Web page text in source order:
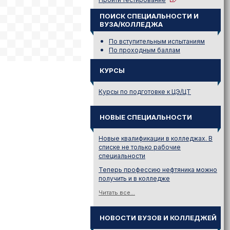
ПОИСК СПЕЦИАЛЬНОСТИ И
ВУЗА/КОЛЛЕДЖА
По вступительным испытаниям
По проходным баллам
КУРСЫ
Курсы по подготовке к ЦЭ/ЦТ
НОВЫЕ СПЕЦИАЛЬНОСТИ
Новые квалификации в колледжах. В
списке не только рабочие
специальности
Теперь профессию нефтяника можно
получить и в колледже
Читать все...
НОВОСТИ ВУЗОВ И КОЛЛЕДЖЕЙ